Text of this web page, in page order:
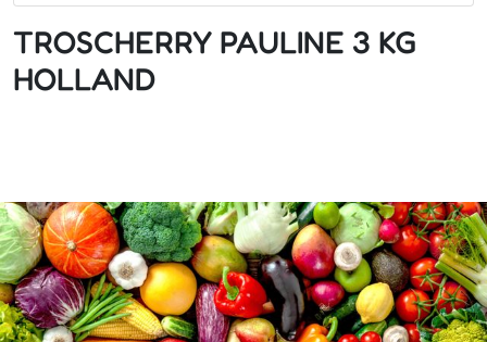
TROSCHERRY PAULINE 3 KG
HOLLAND